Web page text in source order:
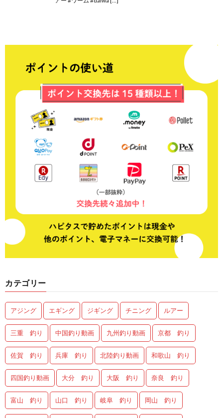
カテゴリー
アジング エギング ジギング チニング ルアー
三重 釣り 中国釣り動画 九州釣り動画 京都 釣り
佐賀 釣り 兵庫 釣り 北陸釣り動画 和歌山 釣り
四国釣り動画 大分 釣り 大阪 釣り 奈良 釣り
富山 釣り 山口 釣り 岐阜 釣り 岡山 釣り